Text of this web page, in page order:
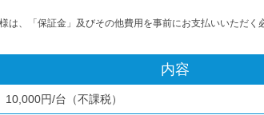
は、「保証金」及びその他費用を事前にお支払いいただく
内容
10,000円/台（不課税）